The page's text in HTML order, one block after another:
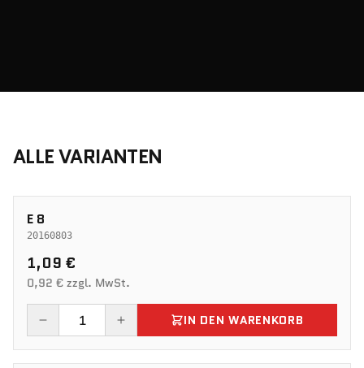
ALLE VARIANTEN
E 8
20160803
1,09 €
0,92 € zzgl. MwSt.
IN DEN WARENKORB